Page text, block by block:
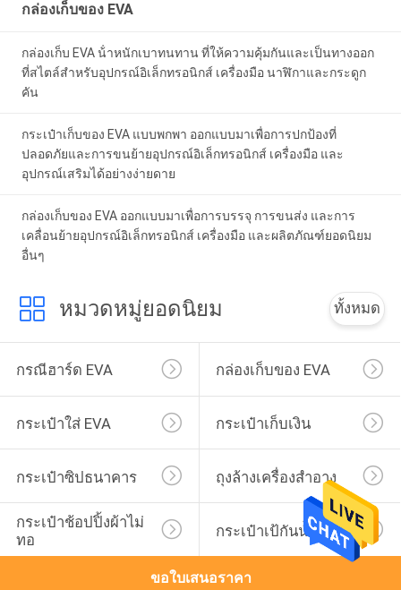
กล่องเก็บของ EVA
กล่องเก็บ EVA น้ําหนักเบาทนทาน ที่ให้ความคุ้มกันและเป็นทางออก
ที่สไตล์สําหรับอุปกรณ์อิเล็กทรอนิกส์ เครื่องมือ นาฬิกาและกระดูก
คัน
กระเป๋าเก็บของ EVA แบบพกพา ออกแบบมาเพื่อการปกป้องที่
ปลอดภัยและการขนย้ายอุปกรณ์อิเล็กทรอนิกส์ เครื่องมือ และ
อุปกรณ์เสริมได้อย่างง่ายดาย
กล่องเก็บของ EVA ออกแบบมาเพื่อการบรรจุ การขนส่ง และการ
เคลื่อนย้ายอุปกรณ์อิเล็กทรอนิกส์ เครื่องมือ และผลิตภัณฑ์ยอดนิยม
อื่นๆ
หมวดหมู่ยอดนิยม ทั้งหมด
กรณีฮาร์ด EVA กล่องเก็บของ EVA
กระเป๋าใส่ EVA กระเป๋าเก็บเงิน
กระเป๋าซิปธนาคาร ถุงล้างเครื่องสำอาง
กระเป๋าช้อปปิ้งผ้าไม่
ทอ
กระเป๋าเป้กันน้ำ
ขอใบเสนอราคา